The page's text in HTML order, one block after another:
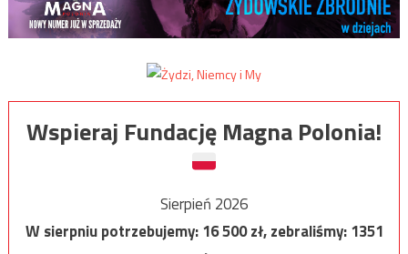
Wspieraj Fundację Magna Polonia!
Sierpień 2026
W sierpniu potrzebujemy:16 500zł, zebraliśmy:1351